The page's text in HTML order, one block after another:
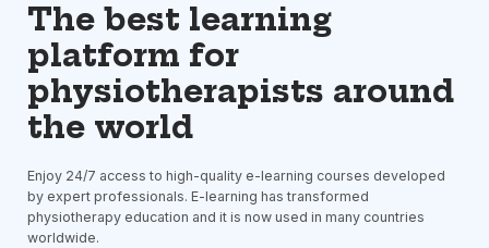
The best learning
platform for
physiotherapists around
the world
Enjoy 24/7 access to high-quality e-learning courses developed
by expert professionals. E-learning has transformed
physiotherapy education and it is now used in many countries
worldwide.